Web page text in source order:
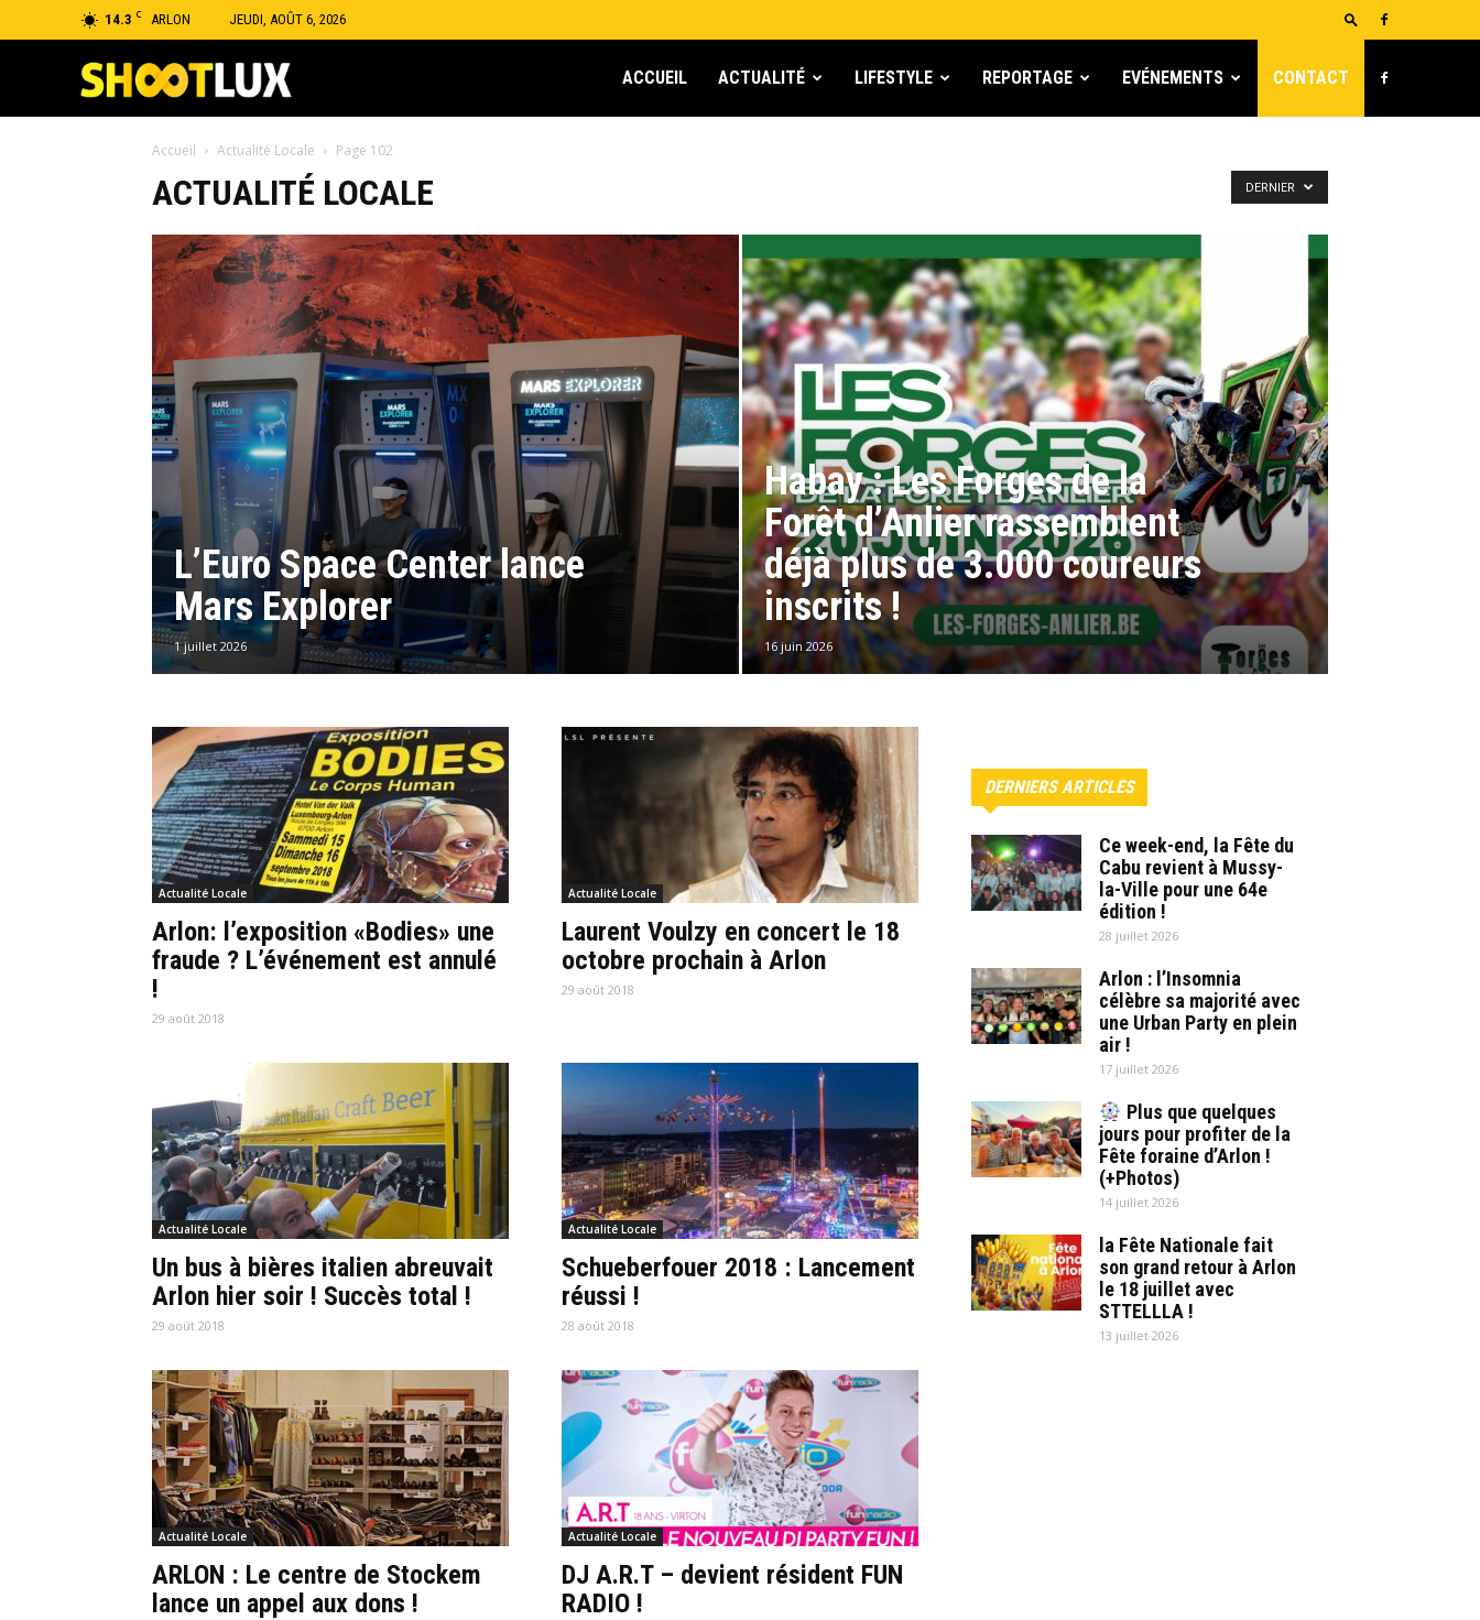
14.3 C ARLON JEUDI, AOÛT 6, 2026
ACCUEIL ACTUALITÉ LIFESTYLE REPORTAGE EVÉNEMENTS CONTACT
Accueil Actualité Locale Page 102
ACTUALITÉ LOCALE DERNIER
L’Euro Space Center lance
Mars Explorer
1 juillet 2026
Habay : Les Forges de la
Forêt d’Anlier rassemblent
déjà plus de 3.000 coureurs
inscrits !
16 juin 2026
Actualité Locale
Arlon: l’exposition «Bodies» une
fraude ? L’événement est annulé
!
29 août 2018
Actualité Locale
Laurent Voulzy en concert le 18
octobre prochain à Arlon
29 août 2018
Actualité Locale
Un bus à bières italien abreuvait
Arlon hier soir ! Succès total !
29 août 2018
Actualité Locale
Schueberfouer 2018 : Lancement
réussi !
28 août 2018
Actualité Locale
ARLON : Le centre de Stockem
lance un appel aux dons !
Actualité Locale
DJ A.R.T – devient résident FUN
RADIO !
DERNIERS ARTICLES
Ce week-end, la Fête du
Cabu revient à Mussy-
la-Ville pour une 64e
édition !
28 juillet 2026
Arlon : l’Insomnia
célèbre sa majorité avec
une Urban Party en plein
air !
17 juillet 2026
Plus que quelques
jours pour profiter de la
Fête foraine d’Arlon !
(+Photos)
14 juillet 2026
la Fête Nationale fait
son grand retour à Arlon
le 18 juillet avec
STTELLLA !
13 juillet 2026